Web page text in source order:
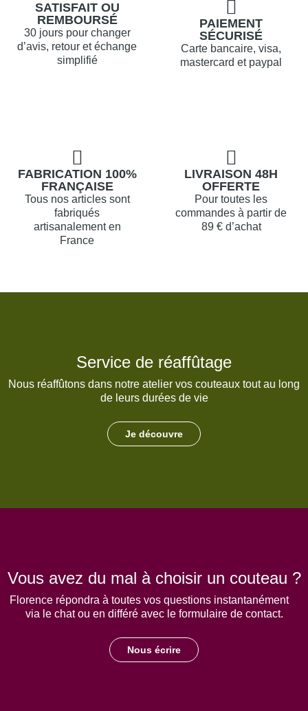
SATISFAIT OU
REMBOURSÉ
30 jours pour changer
d’avis, retour et échange
simplifié
PAIEMENT
SÉCURISÉ
Carte bancaire, visa,
mastercard et paypal
FABRICATION 100%
FRANÇAISE
Tous nos articles sont
fabriqués
artisanalement en
France
LIVRAISON 48H
OFFERTE
Pour toutes les
commandes à partir de
89 € d’achat
Service de réaffûtage
Nous réaffûtons dans notre atelier vos couteaux tout au long
de leurs durées de vie
Je découvre
Vous avez du mal à choisir un couteau ?
Florence répondra à toutes vos questions instantanément
via le chat ou en différé avec le formulaire de contact.
Nous écrire